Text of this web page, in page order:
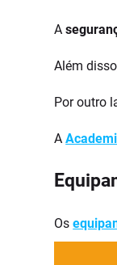
A
Além
Por outro
A
Os